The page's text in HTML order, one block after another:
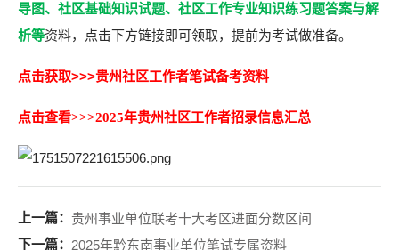
导图、社区基础知识试题、社区工作专业知识练习题答案与解
析等资料，点击下方链接即可领取，提前为考试做准备。
点击获取>>>贵州社区工作者笔试备考资料
点击查看>>>2025年贵州社区工作者招录信息汇总
上一篇： 贵州事业单位联考十大考区进面分数区间
下一篇： 2025年黔东南事业单位笔试专属资料